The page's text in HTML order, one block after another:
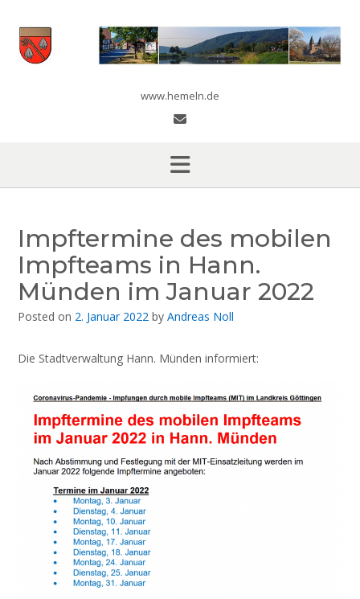
content
www.hemeln.de
Impftermine des mobilen
Impfteams in Hann.
Münden im Januar 2022
Posted on 2. Januar 2022 by Andreas Noll
Die Stadtverwaltung Hann. Münden informiert: